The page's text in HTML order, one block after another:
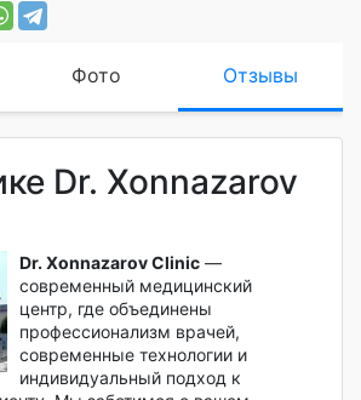
Фото Отзывы
Dr. Xonnazarov
Dr. Xonnazarov Clinic —
современный медицинский
центр, где объединены
профессионализм врачей,
современные технологии и
индивидуальный подход к